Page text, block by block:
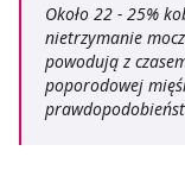
Około 22 - 25%
nietrzymanie
powodują z
poporodowej